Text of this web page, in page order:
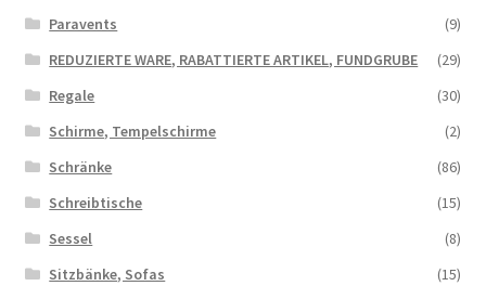
Paravents
(9)
REDUZIERTE WARE, RABATTIERTE ARTIKEL, FUNDGRUBE
(29)
Regale
(30)
Schirme, Tempelschirme
(2)
Schränke
(86)
Schreibtische
(15)
Sessel
(8)
Sitzbänke, Sofas
(15)